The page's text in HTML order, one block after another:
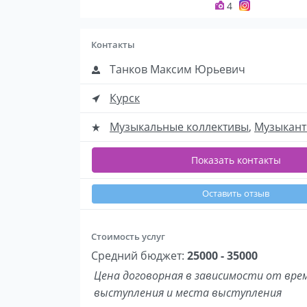
4
Контакты
Танков Максим Юрьевич
Курск
Музыкальные коллективы,
Показать контакты
Оставить отзыв
Стоимость услуг
Средний бюджет: 25000 - 35000
Цена договорная в зависимости от
выступления и места выступления